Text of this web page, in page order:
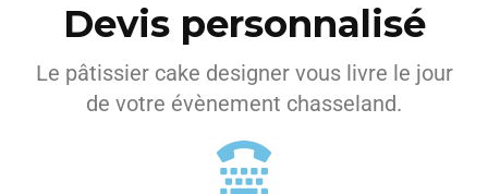
Devis personnalisé
Le pâtissier cake designer vous livre le jour
de votre évènement chasseland.